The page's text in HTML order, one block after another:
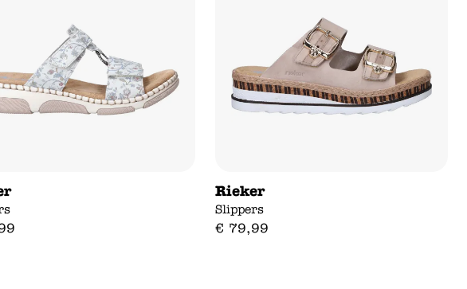
Rieker
Slippers
€ 79,99